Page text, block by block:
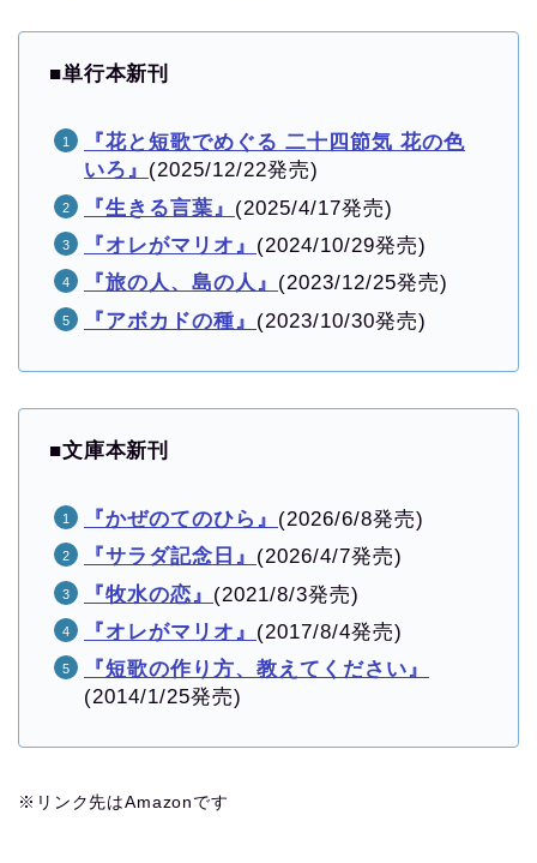
■単行本新刊
『花と短歌でめぐる 二十四節気 花の色
いろ』 (2025/12/22発売)
『生きる言葉』 (2025/4/17発売)
『オレがマリオ』 (2024/10/29発売)
『旅の人、島の人』 (2023/12/25発売)
『アボカドの種』 (2023/10/30発売)
■文庫本新刊
『かぜのてのひら』 (2026/6/8発売)
『サラダ記念日』 (2026/4/7発売)
『牧水の恋』 (2021/8/3発売)
『オレがマリオ』 (2017/8/4発売)
『短歌の作り方、教えてください』
(2014/1/25発売)
※リンク先はAmazonです